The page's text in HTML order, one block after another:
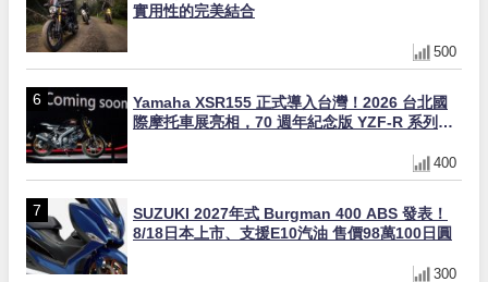
實用性的完美結合
500
Yamaha XSR155 正式導入台灣！2026 台北國
際摩托車展亮相，70 週年紀念版 YZF-R 系列限
400
SUZUKI 2027年式 Burgman 400 ABS 發表！
8/18日本上市、支援E10汽油 售價98萬100日圓
300